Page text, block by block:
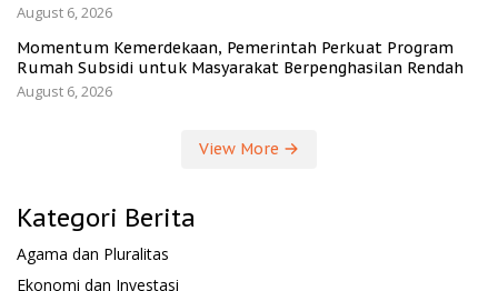
August 6, 2026
Momentum Kemerdekaan, Pemerintah Perkuat Program
Rumah Subsidi untuk Masyarakat Berpenghasilan Rendah
August 6, 2026
View More
Kategori Berita
Agama dan Pluralitas
Ekonomi dan Investasi